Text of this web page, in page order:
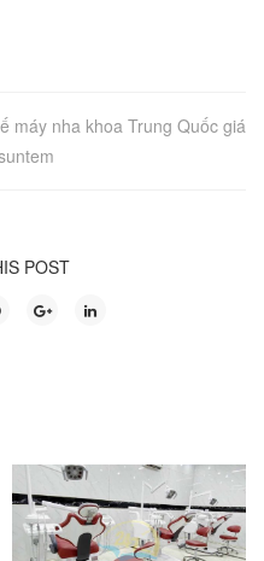
máy nha khoa Trung Quốc giá
POST